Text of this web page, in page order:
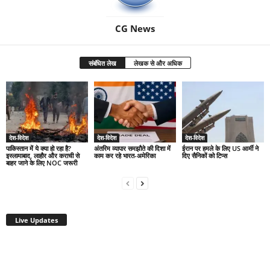
CG News
संबंधित लेख लेखक से और अधिक
देश-विदेश
पाकिस्तान में ये क्या हो रहा है?
इस्लामाबाद, लाहौर और कराची से
बाहर जाने के लिए NOC जरूरी
देश-विदेश
अंतरिम व्यापार समझौते की दिशा में
काम कर रहे भारत-अमेरिका
देश-विदेश
ईरान पर हमले के लिए US आर्मी ने
दिए सैनिकों को टिप्स
Live Updates